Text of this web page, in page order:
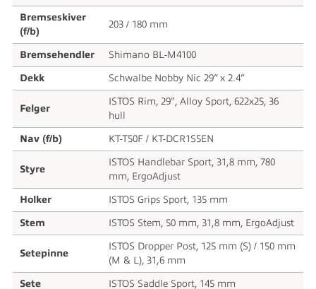
Bremseskiver
(f/b)
203 / 180 mm
Bremsehendler Shimano BL-M4100
Dekk Schwalbe Nobby Nic 29” x 2.4”
Felger
ISTOS Rim, 29", Alloy Sport, 622x25, 36
hull
Nav (f/b) KT-T50F / KT-DCR1S5EN
Styre
ISTOS Handlebar Sport, 31,8 mm, 780
mm, ErgoAdjust
Holker ISTOS Grips Sport, 135 mm
Stem ISTOS Stem, 50 mm, 31,8 mm, ErgoAdjust
Setepinne
ISTOS Dropper Post, 125 mm (S) / 150 mm
(M & L), 31,6 mm
Sete ISTOS Saddle Sport, 145 mm